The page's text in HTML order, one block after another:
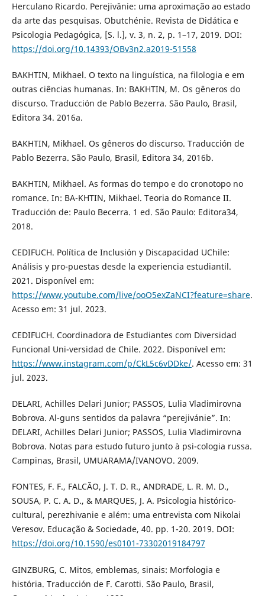
Herculano Ricardo. Perejivânie: uma aproximação ao estado
da arte das pesquisas. Obutchénie. Revista de Didática e
Psicologia Pedagógica, [S. l.], v. 3, n. 2, p. 1–17, 2019. DOI:
https://doi.org/10.14393/OBv3n2.a2019-51558
BAKHTIN, Mikhael. O texto na linguística, na filologia e em
outras ciências humanas. In: BAKHTIN, M. Os gêneros do
discurso. Traducción de Pablo Bezerra. São Paulo, Brasil,
Editora 34. 2016a.
BAKHTIN, Mikhael. Os gêneros do discurso. Traducción de
Pablo Bezerra. São Paulo, Brasil, Editora 34, 2016b.
BAKHTIN, Mikhael. As formas do tempo e do cronotopo no
romance. In: BA-KHTIN, Mikhael. Teoria do Romance II.
Traducción de: Paulo Becerra. 1 ed. São Paulo: Editora34,
2018.
CEDIFUCH. Política de Inclusión y Discapacidad UChile:
Análisis y pro-puestas desde la experiencia estudiantil.
2021. Disponível em:
https://www.youtube.com/live/ooO5exZaNCI?feature=share.
Acesso em: 31 jul. 2023.
CEDIFUCH. Coordinadora de Estudiantes com Diversidad
Funcional Uni-versidad de Chile. 2022. Disponível em:
https://www.instagram.com/p/CkL5c6vDDke/. Acesso em: 31
jul. 2023.
DELARI, Achilles Delari Junior; PASSOS, Lulia Vladimirovna
Bobrova. Al-guns sentidos da palavra “perejivánie”. In:
DELARI, Achilles Delari Junior; PASSOS, Lulia Vladimirovna
Bobrova. Notas para estudo futuro junto à psi-cologia russa.
Campinas, Brasil, UMUARAMA/IVANOVO. 2009.
FONTES, F. F., FALCÃO, J. T. D. R., ANDRADE, L. R. M. D.,
SOUSA, P. C. A. D., & MARQUES, J. A. Psicologia histórico-
cultural, perezhivanie e além: uma entrevista com Nikolai
Veresov. Educação & Sociedade, 40. pp. 1-20. 2019. DOI:
https://doi.org/10.1590/es0101-73302019184797
GINZBURG, C. Mitos, emblemas, sinais: Morfologia e
história. Traducción de F. Carotti. São Paulo, Brasil,